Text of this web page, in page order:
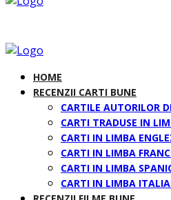
HOME
RECENZII CARTI BUNE
CARTILE AUTORILOR
CARTI TRADUSE IN
CARTI IN LIMBA
CARTI IN LIMBA
CARTI IN LIMBA
CARTI IN LIMBA